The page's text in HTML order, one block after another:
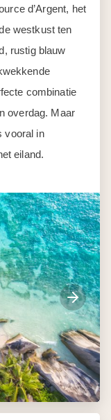
d’Argent, het
westkust ten
rustig blauw
combinatie
overdag. Maar
vooral in
eiland.